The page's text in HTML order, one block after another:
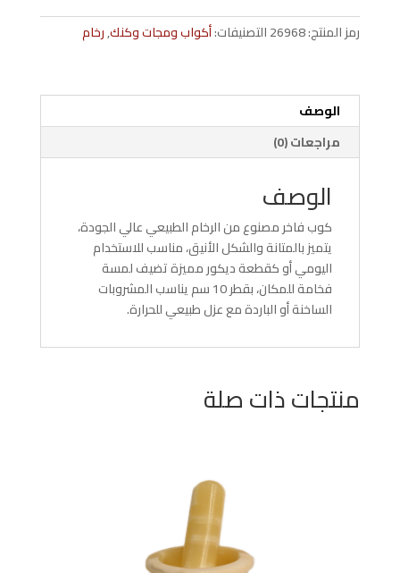
رمز المنتج:26968التصنيفات:أكواب ومجات وكنك,رخام
الوصف
مراجعات (0)
الوصف
كوب فاخر مصنوع من الرخام الطبيعي عالي الجودة،
يتميز بالمتانة والشكل الأنيق، مناسب للاستخدام
اليومي أو كقطعة ديكور مميزة تضيف لمسة
فخامة للمكان، بقطر 10 سم يناسب المشروبات
الساخنة أو الباردة مع عزل طبيعي للحرارة.
منتجات ذات صلة